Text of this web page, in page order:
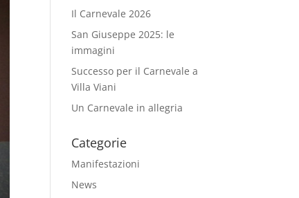
Il Carnevale 2026
San Giuseppe 2025: le
immagini
Successo per il Carnevale a
Villa Viani
Un Carnevale in allegria
Categorie
Manifestazioni
News